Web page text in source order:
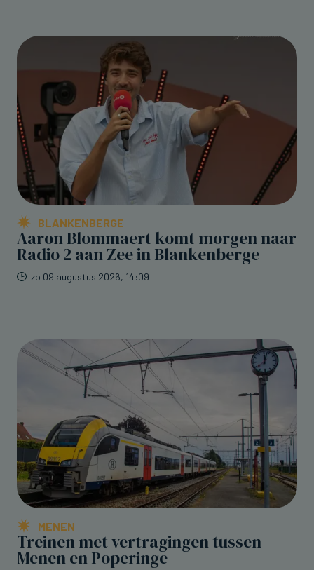
BLANKENBERGE
Aaron Blommaert komt morgen naar
Radio 2 aan Zee in Blankenberge
zo 09 augustus 2026, 14:09
MENEN
Treinen met vertragingen tussen
Menen en Poperinge